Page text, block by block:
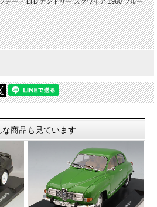
商品も見ています